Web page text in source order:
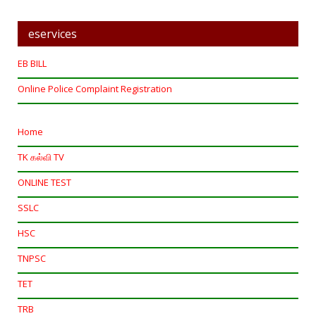
eservices
EB BILL
Online Police Complaint Registration
Home
TK கல்வி TV
ONLINE TEST
SSLC
HSC
TNPSC
TET
TRB